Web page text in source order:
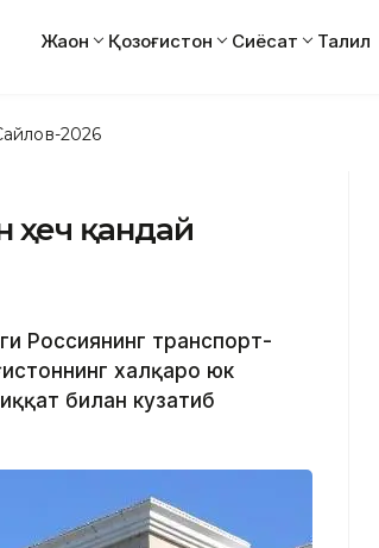
Жаҳон Қозоғистон Сиёсат Таҳлил
2026
ҳеч қандай
Россиянинг транспорт-
халқаро юк
билан кузатиб